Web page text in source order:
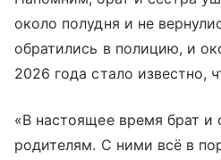
около полудня и не
обратились в полицию, и
2026 года стало известно,
«В настоящее время брат и
родителям. С ними всё в